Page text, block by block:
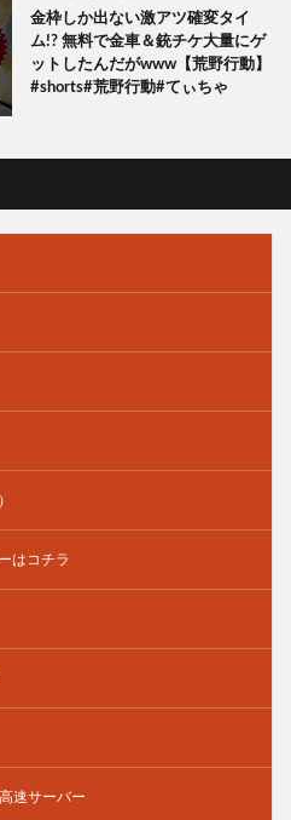
金枠しか出ない激アツ確変タイ
ム!? 無料で金車＆銃チケ大量にゲ
ットしたんだがwww【荒野行動】
#shorts#荒野行動#てぃちゃ
はコチラ
速サーバー